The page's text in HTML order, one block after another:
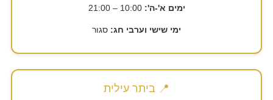
ימים א'-ה': 10:00 – 21:00
ימי שישי וערבי חג: סגור
📍 ביתר עילית